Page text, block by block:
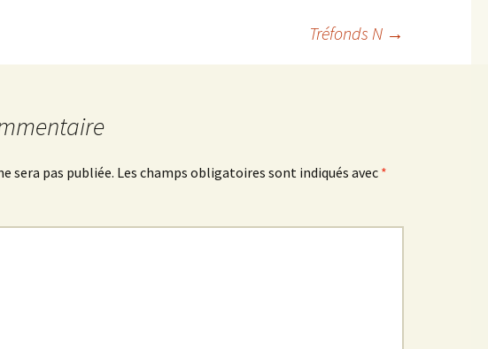
Tréfonds N →
sera pas publiée. Les champs obligatoires sont indiqués avec *